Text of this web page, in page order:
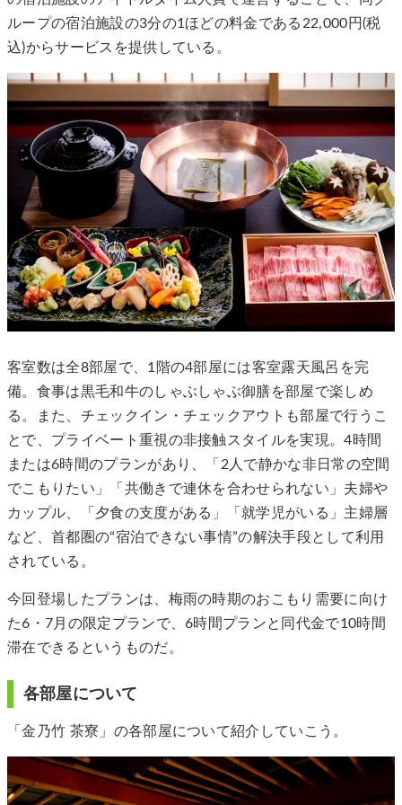
ループの宿泊施設の3分の1ほどの料金である22,000円(税
込)からサービスを提供している。
客室数は全8部屋で、1階の4部屋には客室露天風呂を完
備。食事は黒毛和牛のしゃぶしゃぶ御膳を部屋で楽しめ
る。また、チェックイン・チェックアウトも部屋で行うこ
とで、プライベート重視の非接触スタイルを実現。4時間
または6時間のプランがあり、「2人で静かな非日常の空間
でこもりたい」「共働きで連休を合わせられない」夫婦や
カップル、「夕食の支度がある」「就学児がいる」主婦層
など、首都圏の“宿泊できない事情”の解決手段として利用
されている。
今回登場したプランは、梅雨の時期のおこもり需要に向け
た6・7月の限定プランで、6時間プランと同代金で10時間
滞在できるというものだ。
各部屋について
「金乃竹 茶寮」の各部屋について紹介していこう。